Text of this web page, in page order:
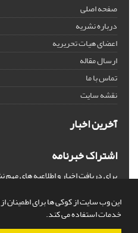
این وب سایت از کوکی ها برای اطمینان از
خدمات استفاده می کند.
صفحه اصلی
درباره نشریه
اعضای هیات تحریریه
ارسال مقاله
تماس با ما
نقشه سایت
آخرین اخبار
اشتراک خبرنامه
برای دریافت اخبار و اطلاعیه های